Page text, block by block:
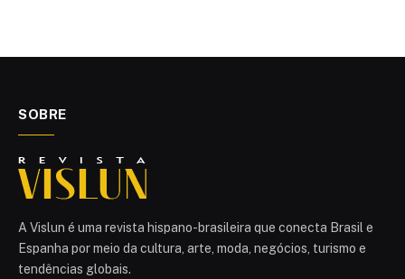
SOBRE
A Vislun é uma revista hispano-brasileira que conecta Brasil e
Espanha por meio da cultura, arte, moda, negócios, turismo e
tendências globais.